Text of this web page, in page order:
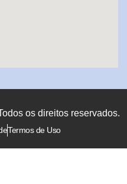
os direitos reservados.
Termos de Uso